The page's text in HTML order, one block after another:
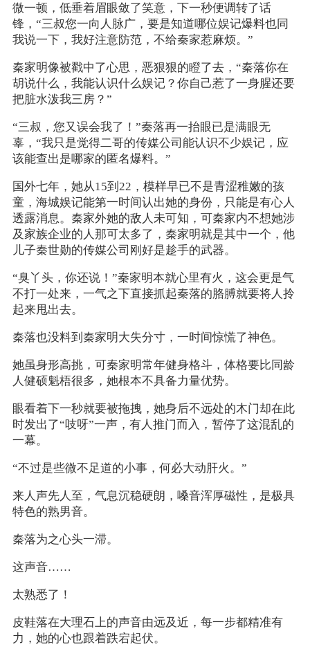
微一顿，低垂着眉眼敛了笑意，下一秒便调转了话
锋，“三叔您一向人脉广，要是知道哪位娱记爆料也同
我说一下，我好注意防范，不给秦家惹麻烦。”
秦家明像被戳中了心思，恶狠狠的瞪了去，“秦落你在
胡说什么，我能认识什么娱记？你自己惹了一身腥还要
把脏水泼我三房？”
“三叔，您又误会我了！”秦落再一抬眼已是满眼无
辜，“我只是觉得二哥的传媒公司能认识不少娱记，应
该能查出是哪家的匿名爆料。”
国外七年，她从15到22，模样早已不是青涩稚嫩的孩
童，海城娱记能第一时间认出她的身份，只能是有心人
透露消息。秦家外她的敌人未可知，可秦家内不想她涉
及家族企业的人那可太多了，秦家明就是其中一个，他
儿子秦世勋的传媒公司刚好是趁手的武器。
“臭丫头，你还说！”秦家明本就心里有火，这会更是气
不打一处来，一气之下直接抓起秦落的胳膊就要将人拎
起来甩出去。
秦落也没料到秦家明大失分寸，一时间惊慌了神色。
她虽身形高挑，可秦家明常年健身格斗，体格要比同龄
人健硕魁梧很多，她根本不具备力量优势。
眼看着下一秒就要被拖拽，她身后不远处的木门却在此
时发出了“吱呀”一声，有人推门而入，暂停了这混乱的
一幕。
“不过是些微不足道的小事，何必大动肝火。”
来人声先人至，气息沉稳硬朗，嗓音浑厚磁性，是极具
特色的熟男音。
秦落为之心头一滞。
这声音……
太熟悉了！
皮鞋落在大理石上的声音由远及近，每一步都精准有
力，她的心也跟着跌宕起伏。